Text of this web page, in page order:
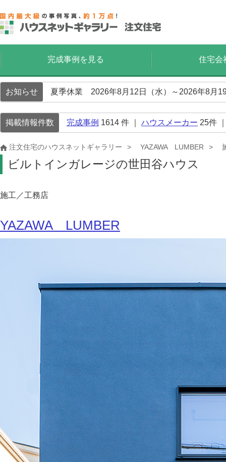
完成事例を見る 住宅会
お知らせ 夏季休業 2026年8月12日（水）～2026年8月
掲載情報件数 完成事例 1614 件 ｜ ハウスメーカー 25件
注文住宅のハウスネットギャラリー YAZAWA LUMBER
ビルトインガレージの世田谷ハウス
施工／工務店
YAZAWA LUMBER